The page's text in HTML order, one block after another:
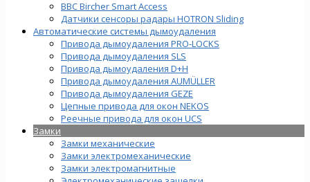
BBC Bircher Smart Access
Датчики сенсоры радары HOTRON Sliding
Автоматические системы дымоудаления
Привода дымоудаления PRO-LOCKS
Привода дымоудаления SLS
Привода дымоудаления D+H
Привода дымоудаления AUMÜLLER
Привода дымоудаления GEZE
Цепные привода для окон NEKOS
Реечные привода для окон UСS
Замки
Замки механические
Замки электромеханические
Замки электромагнитные